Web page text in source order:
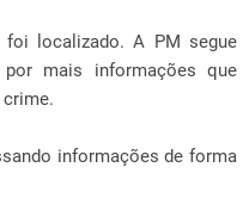
localizado. A PM segue
mais informações que
informações de forma